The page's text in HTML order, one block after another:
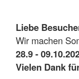
Liebe
Wir machen
28.9 -
Vielen Dank